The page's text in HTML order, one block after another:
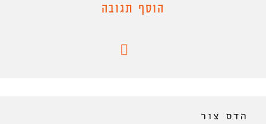
הוסף תגובה
הדס צור